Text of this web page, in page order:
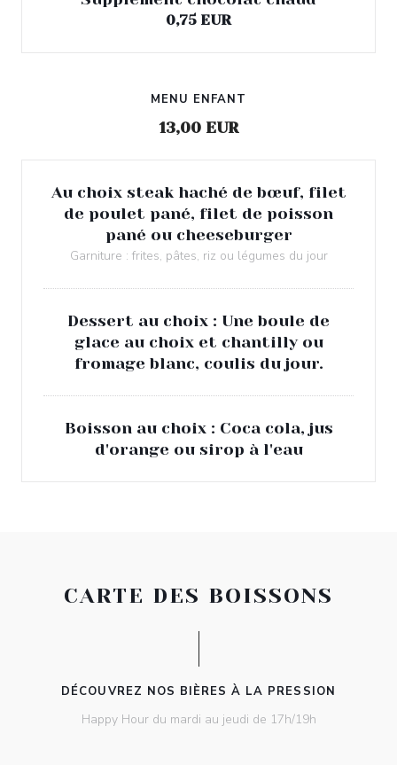
0,75 EUR
MENU ENFANT
13,00 EUR
Au choix steak haché de bœuf, filet
de poulet pané, filet de poisson
pané ou cheeseburger
Garniture : frites, pâtes, riz ou légumes du jour
Dessert au choix : Une boule de
glace au choix et chantilly ou
fromage blanc, coulis du jour.
Boisson au choix : Coca cola, jus
d'orange ou sirop à l'eau
CARTE DES BOISSONS
DÉCOUVREZ NOS BIÈRES À LA PRESSION
Happy Hour du mardi au jeudi de 17h/19h